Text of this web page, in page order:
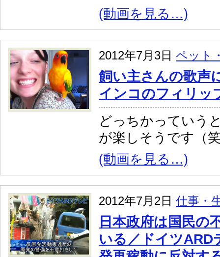
(動画を見る…)
2012年7月3日 ペット
飼い主さんの歌声
インコのフィリッ
どっちかっていう
が楽しそうです（
(動画を見る…)
2012年7月2日 仕事・
日本政府は国民の
いる／ドイツARD